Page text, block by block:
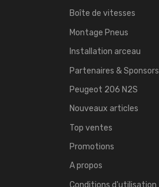
Boîte de vitesses
Montage Pneus
Installation arceau
Partenaires & Sponsors
Peugeot 206 N2S
Nouveaux articles
Top ventes
Promotions
A propos
Conditions d'utilisation